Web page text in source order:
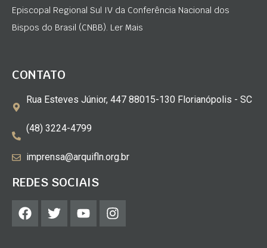
Episcopal Regional Sul IV da Conferência Nacional dos
Bispos do Brasil (CNBB). Ler Mais
CONTATO
Rua Esteves Júnior, 447 88015-130 Florianópolis - SC
(48) 3224-4799
imprensa@arquifln.org.br
REDES SOCIAIS